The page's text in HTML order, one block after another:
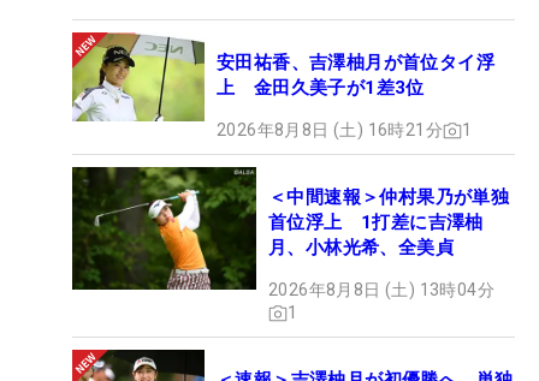
安田祐香、吉澤柚月が首位タイ浮
上 金田久美子が1差3位
2026年8月8日 (土) 16時21分 1
＜中間速報＞仲村果乃が単独
首位浮上 1打差に吉澤柚
月、小林光希、全美貞
2026年8月8日 (土) 13時04分
1